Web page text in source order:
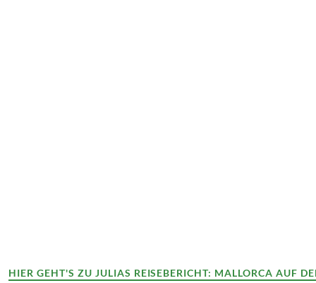
HIER GEHT'S ZU JULIAS REISEBERICHT: MALLORCA AUF